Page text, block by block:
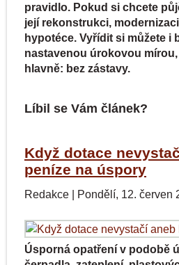
pravidlo. Pokud si chcete
její rekonstrukci,
hypotéce. Vyřídit si můžete i
nastavenou úrokovou
hlavně: bez zástavy.
Líbil se Vám článek?
Když dotace
peníze na úspory
Redakce | Pondělí, 12. červen
Úsporná opatření v podobě